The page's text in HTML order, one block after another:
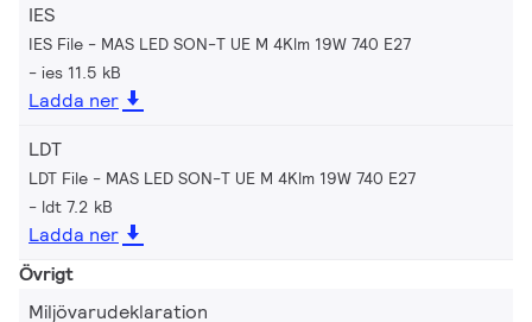
IES
IES File - MAS LED SON-T UE M 4Klm 19W 740 E27
ies 11.5 kB
Ladda ner
LDT
LDT File - MAS LED SON-T UE M 4Klm 19W 740 E27
ldt 7.2 kB
Ladda ner
Övrigt
Miljövarudeklaration